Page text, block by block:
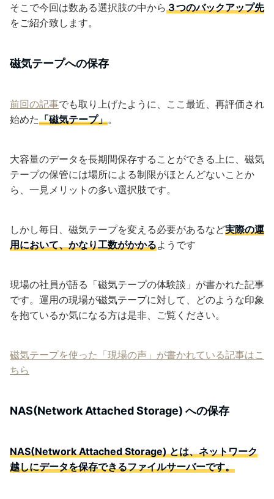
そこで今回は数ある選択肢の中から３つのバックアップ先
をご紹介致します。
磁気テープへの保存
前回の記事でも取り上げたように、ここ最近、再評価され
始めた「磁気テープ」。
大容量のデータを長期間保存することができる上に、磁気
テープの保管には場所による制限がほとんどないことか
ら、一見メリットの多い選択肢です。
しかし毎日、磁気テープを変える必要があるなど実際の運
用において、かなり工数がかかるようです
現場の社員が語る「磁気テープの体験談」が書かれた記事
です。運用の現場が磁気テープに対して、どのような印象
を抱ているか気になる方は是非、ご覧ください。
磁気テープを使った「現場の声」が書かれている記事はこ
ちら
NAS(Network Attached Storage) への保存
NAS(Network Attached Storage) とは、ネットワーク
越しにデータを保存できるファイルサーバーです。